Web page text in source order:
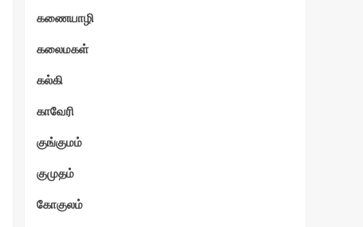
கணையாழி
கலைமகள்
கல்கி
காவேரி
குங்குமம்
குமுதம்
கோகுலம்